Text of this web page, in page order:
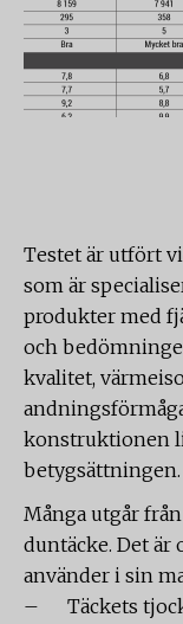
Testet är utfört
som är
produkter med
och
kvalitet,
konstruktionen
betygsättningen.
Många utgår
duntäcke. Det är
använder i sin
– Täckets